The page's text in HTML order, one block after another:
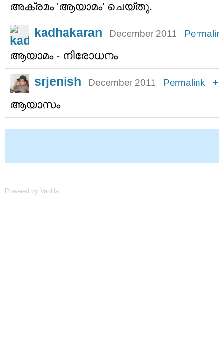
അക്രമം 'ആയാമം' ചെയ്തു.
kadhakaran December 2011
ആയാമം - നിരോധനം
srjenish December 2011 Permalink
ആയാസം
Powered by Vanilla